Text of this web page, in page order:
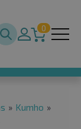
0
» Kumho »